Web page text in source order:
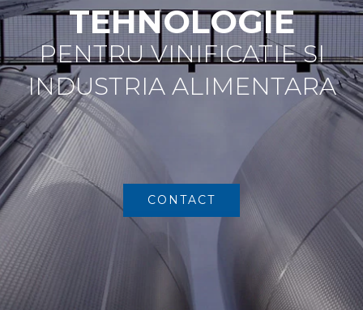
TEHNOLOGIE
PENTRU VINIFICATIE SI
INDUSTRIA ALIMENTARA
CONTACT